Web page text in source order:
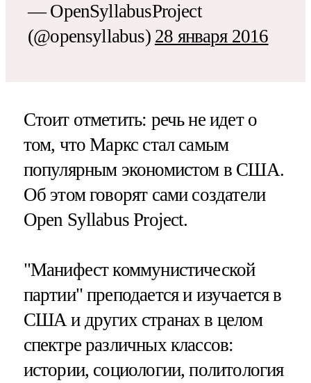
— OpenSyllabusProject
(@opensyllabus) 28 января 2016
Стоит отметить: речь не идет о
том, что Маркс стал самым
популярным экономистом в США.
Об этом говорят сами создатели
Open Syllabus Project.
"Манифест коммунистической
партии" преподается и изучается в
США и других странах в целом
спектре различных классов:
истории, социологии, политология